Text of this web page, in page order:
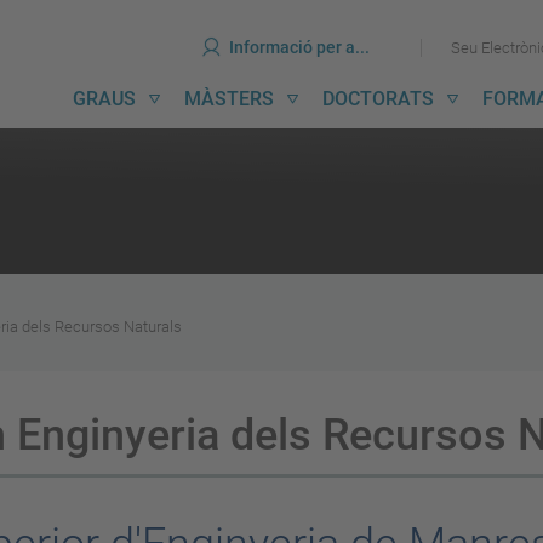
Ves
al
contingut
Ves
al
menú
Informació per a... Seu
GRAUS MÀSTERS DOCTORATS
dels Recursos Naturals
dels Recursos